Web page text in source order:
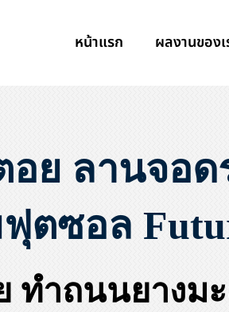
หน้าแรก ผลงานของเ
อย ลานจอ
ตซอล
ทำถนนยางม